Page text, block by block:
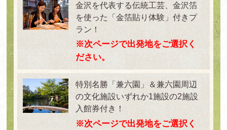
金沢を代表する伝統工芸、金沢箔
を使った「金箔貼り体験」付きプ
ラン！
※次ページで出発地をご選択く
ださい。
特別名勝「兼六園」＆兼六園周辺
の文化施設いずれか1施設の2施設
入館券付き！
※次ページで出発地をご選択く